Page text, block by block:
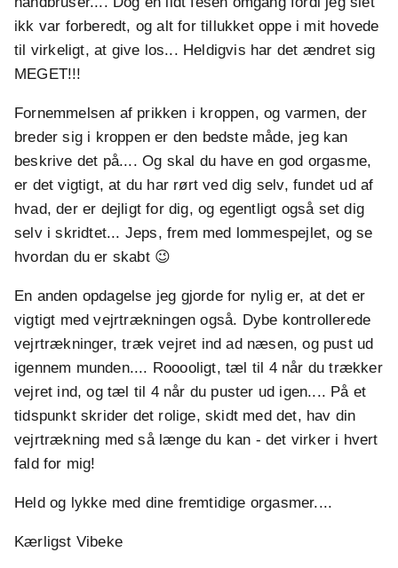
ikk var forberedt, og alt for tillukket oppe i mit hovede
til virkeligt, at give los... Heldigvis har det ændret sig
MEGET!!!
Fornemmelsen af prikken i kroppen, og varmen, der
breder sig i kroppen er den bedste måde, jeg kan
beskrive det på.... Og skal du have en god orgasme,
er det vigtigt, at du har rørt ved dig selv, fundet ud af
hvad, der er dejligt for dig, og egentligt også set dig
selv i skridtet... Jeps, frem med lommespejlet, og se
hvordan du er skabt 😉
En anden opdagelse jeg gjorde for nylig er, at det er
vigtigt med vejrtrækningen også. Dybe kontrollerede
vejrtrækninger, træk vejret ind ad næsen, og pust ud
igennem munden.... Rooooligt, tæl til 4 når du trækker
vejret ind, og tæl til 4 når du puster ud igen.... På et
tidspunkt skrider det rolige, skidt med det, hav din
vejrtrækning med så længe du kan - det virker i hvert
fald for mig!
Held og lykke med dine fremtidige orgasmer....
Kærligst Vibeke